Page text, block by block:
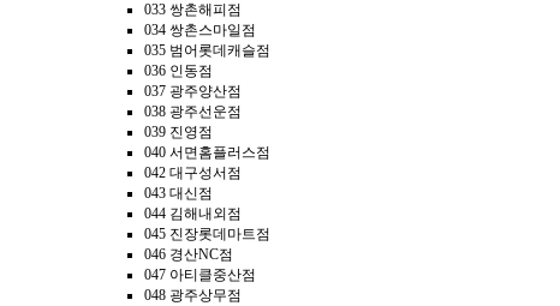
033 쌍촌해피점
034 쌍촌스마일점
035 범어롯데캐슬점
036 인동점
037 광주양산점
038 광주선운점
039 진영점
040 서면홈플러스점
042 대구성서점
043 대신점
044 김해내외점
045 진장롯데마트점
046 경산NC점
047 아티클중산점
048 광주상무점